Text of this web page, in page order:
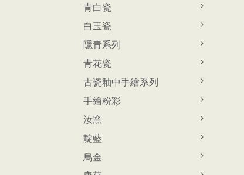
青白瓷
白玉瓷
隱青系列
青花瓷
古瓷釉中手繪系列
手繪粉彩
汝窯
靛藍
烏金